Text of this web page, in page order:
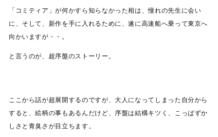
「コミティア」が何かすら知らなかった相は、憧れの先生に会い
に、そして、新作を手に入れるために、遂に高速船へ乗って東京へ
向かいますが・・。
と言うのが、超序盤のストーリー。
ここから話が超展開するのですが、大人になってしまった自分から
すると、絵柄の事もあるんだけど、序盤は結構キツく、こっぱずか
しさと青臭さが目立ちます。